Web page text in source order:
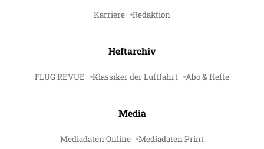
Karriere Redaktion
Heftarchiv
FLUG REVUE Klassiker der Luftfahrt Abo & Hefte
Media
Mediadaten Online Mediadaten Print